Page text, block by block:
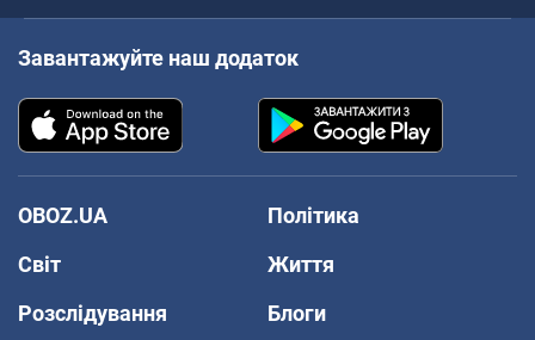
Завантажуйте наш додаток
OBOZ.UA
Політика
Світ
Життя
Розслідування
Блоги